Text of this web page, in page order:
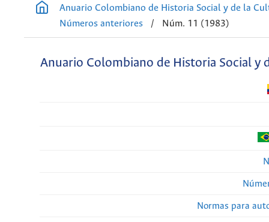
Anuario Colombiano de Historia Social y de la
Números anteriores
/ Núm. 11 (1983)
Anuario Colombiano de Historia Social y
Normas para